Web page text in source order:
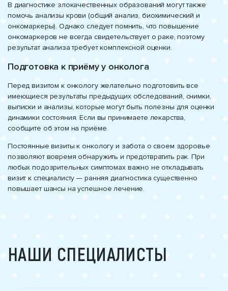
В диагностике злокачественных образований могут также
помочь анализы крови (общий анализ, биохимический и
онкомаркеры). Однако следует помнить, что повышение
онкомаркеров не всегда свидетельствует о раке, поэтому
результат анализа требует комплексной оценки.
Подготовка к приёму у онколога
Перед визитом к онкологу желательно подготовить все
имеющиеся результаты предыдущих обследований, снимки,
выписки и анализы, которые могут быть полезны для оценки
динамики состояния. Если вы принимаете лекарства,
сообщите об этом на приёме.
Постоянные визиты к онкологу и забота о своем здоровье
позволяют вовремя обнаружить и предотвратить рак. При
любых подозрительных симптомах важно не откладывать
визит к специалисту — ранняя диагностика существенно
повышает шансы на успешное лечение.
НАШИ СПЕЦИАЛИСТЫ